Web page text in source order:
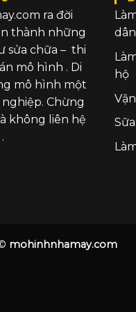
ra đời
thành những
sửa chữa – thi
mô hình . Di
mô hình một
Chừng
không liên hệ
hộ
mohinhnhamay.com